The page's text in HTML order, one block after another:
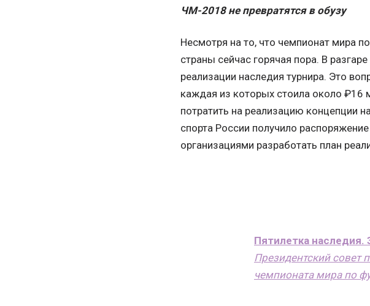
ЧМ-2018 не превратятся в обузу
Несмотря на то, что чемпионат мира
страны сейчас горячая пора. В
реализации наследия турнира. Это
каждая из которых стоила около ₽16
потратить на реализацию концепции
спорта России получило
организациями разработать план
Пятилетка
Президентский совет
чемпионата мира по